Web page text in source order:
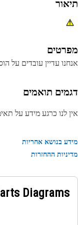
עדיין עובדים על
תואמים
לנו כרגע מידע על
בנושא אחריות
ההחזרות
Parts Diagrams